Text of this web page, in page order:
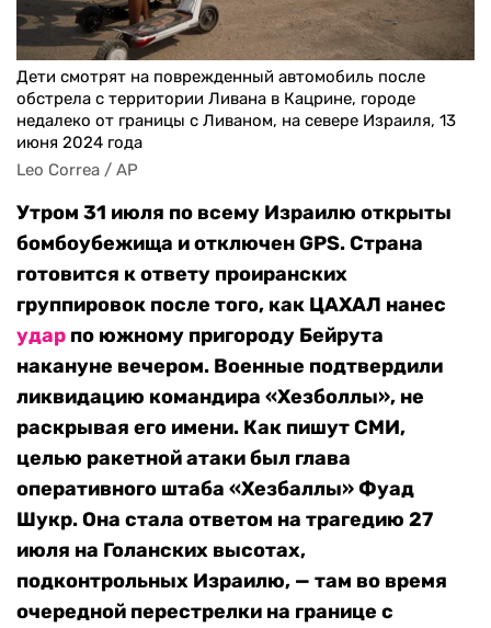
Дети смотрят на поврежденный автомобиль после
обстрела с территории Ливана в Кацрине, городе
недалеко от границы с Ливаном, на севере Израиля, 13
июня 2024 года
Leo Correa / AP
Утром 31 июля по всему Израилю открыты
бомбоубежища и отключен GPS. Страна
готовится к ответу проиранских
группировок после того, как ЦАХАЛ нанес
удар по южному пригороду Бейрута
накануне вечером. Военные подтвердили
ликвидацию командира «Хезболлы», не
раскрывая его имени. Как пишут СМИ,
целью ракетной атаки был глава
оперативного штаба «Хезбаллы» Фуад
Шукр. Она стала ответом на трагедию 27
июля на Голанских высотах,
подконтрольных Израилю, — там во время
очередной перестрелки на границе с